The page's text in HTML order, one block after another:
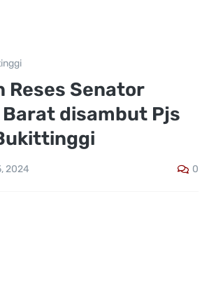
Reses Senator
disambut Pjs
2024 0